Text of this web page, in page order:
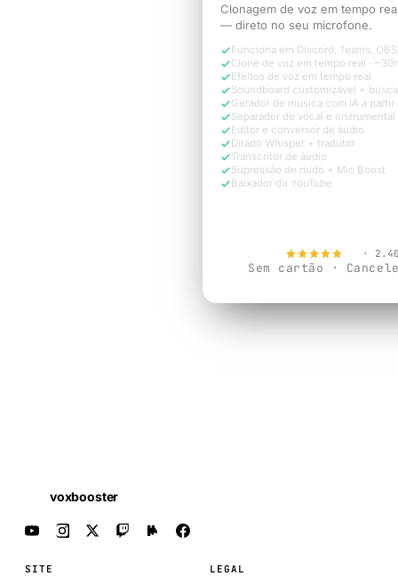
Clonagem de voz em tempo
— direto no seu microfone.
Funciona em Discord, Teams,
Clone de voz em tempo real ·
Efeitos de voz em tempo real
Soundboard customizável +
Gerador de música com IA a
Separador de vocal e instrumental
Editor e conversor de áudio
Ditado Whisper + tradutor
Transcritor de áudio
Supressão de ruído + Mic Boost
Baixador do YouTube
·
Sem cartão ·
voxbooster
SITE LEGAL